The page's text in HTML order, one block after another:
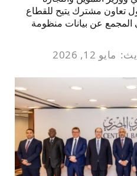
تعاون مشترك يتيح للقطاع
المجمع عن بيانات منظومة
مايو 12, 2026